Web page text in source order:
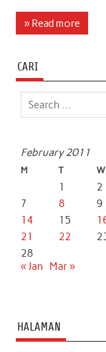
c
o
o
i
e
A
» Read more
CARI
February 2011
M T W
1 2
7
8 9
14
15
21
22
28
« Jan
Mar »
HALAMAN